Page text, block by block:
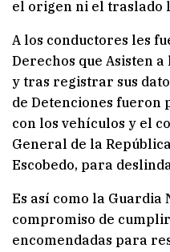
el origen ni el traslado
A los conductores les
Derechos que Asisten
y tras registrar sus
de Detenciones fueron
con los vehículos y el
General de la
Escobedo, para
Es así como la Guardia
compromiso de
encomendadas para